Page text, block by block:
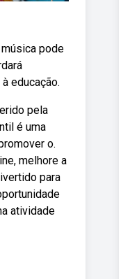
pode
educação.
pela
é uma
o.
melhore a
para
atividade